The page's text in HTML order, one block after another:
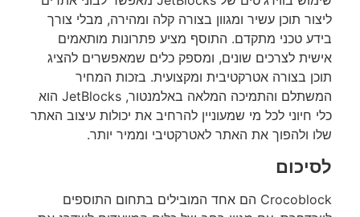
ליצור תוכן עשיר ומגוון בצורה קלה ומהירה, מבלי צורך
בידע טכני מתקדם. התוסף מציע פתרונות מותאמים
אישית לצרכים שונים, ומספק כלים שמאפשרים להציג
תוכן בצורה אטרקטיבית ומקצועית. בזכות המחיר
המשתלם והתמיכה המלאה באלמנטור, JetBlocks הוא
כלי חיוני לכל מי שמעוניין להרחיב את יכולות עיצוב האתר
שלו ולהפוך את האתר לאטרקטיבי וממיר יותר.
לסיכום
Crocoblock הם אחד המובילים בתחום התוספים